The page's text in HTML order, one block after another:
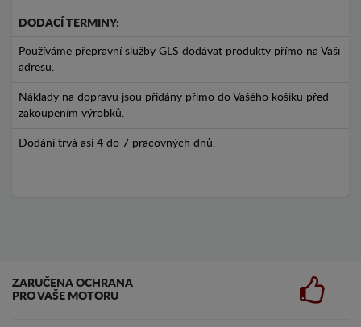
DODACÍ TERMINY:
Používáme přepravní služby GLS dodávat produkty přímo na Vaši
adresu.
Náklady na dopravu jsou přidány přímo do Vašého košíku před
zakoupením výrobků.
Dodání trvá asi 4 do 7 pracovných dnů.
ZARUČENA OCHRANA
PRO VAŠE MOTORU